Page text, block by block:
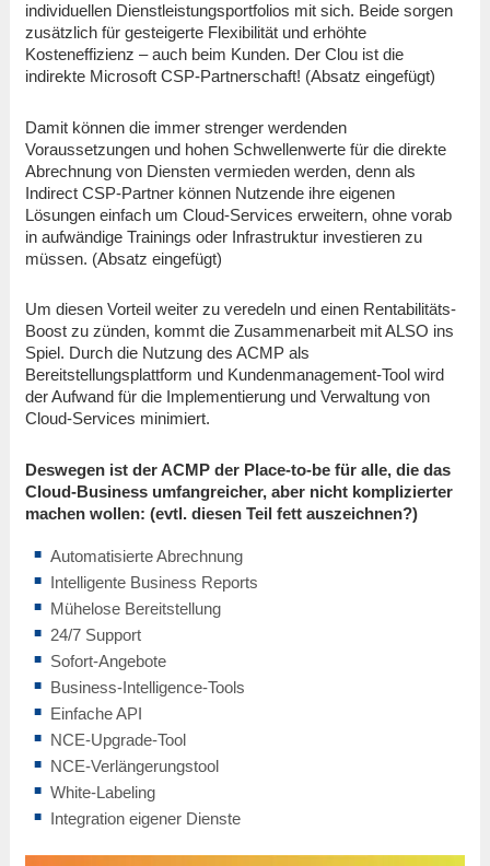
individuellen Dienstleistungsportfolios mit sich. Beide sorgen
zusätzlich für gesteigerte Flexibilität und erhöhte
Kosteneffizienz – auch beim Kunden. Der Clou ist die
indirekte Microsoft CSP-Partnerschaft! (Absatz eingefügt)
Damit können die immer strenger werdenden
Voraussetzungen und hohen Schwellenwerte für die direkte
Abrechnung von Diensten vermieden werden, denn als
Indirect CSP-Partner können Nutzende ihre eigenen
Lösungen einfach um Cloud-Services erweitern, ohne vorab
in aufwändige Trainings oder Infrastruktur investieren zu
müssen. (Absatz eingefügt)
Um diesen Vorteil weiter zu veredeln und einen Rentabilitäts-
Boost zu zünden, kommt die Zusammenarbeit mit ALSO ins
Spiel. Durch die Nutzung des ACMP als
Bereitstellungsplattform und Kundenmanagement-Tool wird
der Aufwand für die Implementierung und Verwaltung von
Cloud-Services minimiert.
Deswegen ist der ACMP der Place-to-be für alle, die das
Cloud-Business umfangreicher, aber nicht komplizierter
machen wollen: (evtl. diesen Teil fett auszeichnen?)
Automatisierte Abrechnung
Intelligente Business Reports
Mühelose Bereitstellung
24/7 Support
Sofort-Angebote
Business-Intelligence-Tools
Einfache API
NCE-Upgrade-Tool
NCE-Verlängerungstool
White-Labeling
Integration eigener Dienste